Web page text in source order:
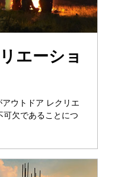
エーショ
ウトドア レクリエ
欠であることにつ